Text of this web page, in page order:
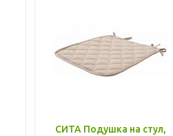
СИТА Подушка на стул,